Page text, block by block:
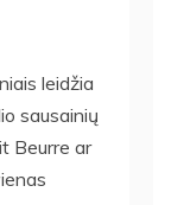
leidžia
sausainių
Beurre ar